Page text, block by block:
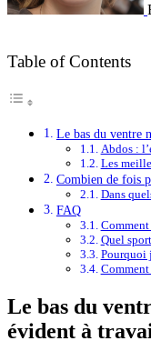
Table of Contents
Le bas du ventre
Abdos :
Les
Combien de fois
Dans
FAQ
Comment
Quel
Pourquoi
Comment
Le bas du
évident à